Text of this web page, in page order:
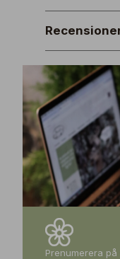
Prenumerera